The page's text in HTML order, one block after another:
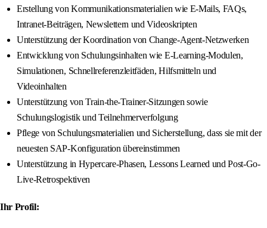
Erstellung von Kommunikationsmaterialien wie E-Mails, FAQs,
Intranet-Beiträgen, Newslettern und Videoskripten
Unterstützung der Koordination von Change-Agent-Netzwerken
Entwicklung von Schulungsinhalten wie E-Learning-Modulen,
Simulationen, Schnellreferenzleitfäden, Hilfsmitteln und
Videoinhalten
Unterstützung von Train-the-Trainer-Sitzungen sowie
Schulungslogistik und Teilnehmerverfolgung
Pflege von Schulungsmaterialien und Sicherstellung, dass sie mit der
neuesten SAP-Konfiguration übereinstimmen
Unterstützung in Hypercare-Phasen, Lessons Learned und Post-Go-
Live-Retrospektiven
Ihr Profil: